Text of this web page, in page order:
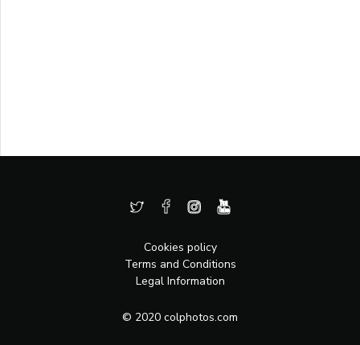
Cookies policy
Terms and Conditions
Legal Information
© 2020 colphotos.com